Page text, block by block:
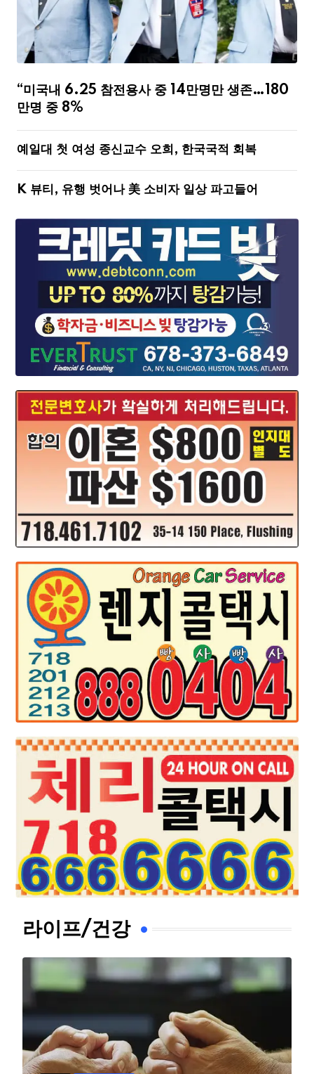
“미국내 6.25 참전용사 중 14만명만 생존…180
만명 중 8%
예일대 첫 여성 종신교수 오희, 한국국적 회복
K 뷰티, 유행 벗어나 美 소비자 일상 파고들어
라이프/건강